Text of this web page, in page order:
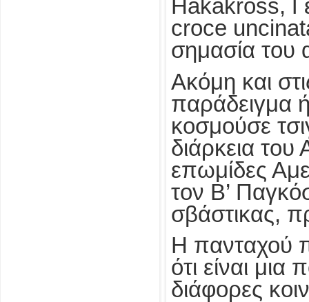
Hakakross,
croce
σημασία του
Ακόμη και
παράδειγμα
κοσμούσε
διάρκεια
επωμίδες
τον Β’
σβάστικας,
Η πανταχού
ότι είναι
διάφορες